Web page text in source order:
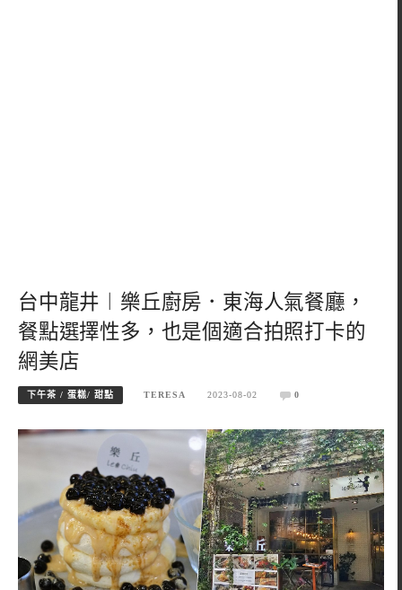
台中龍井︱樂丘廚房．東海人氣餐廳，
餐點選擇性多，也是個適合拍照打卡的
網美店
下午茶 / 蛋糕/ 甜點 TERESA 2023-08-02 0